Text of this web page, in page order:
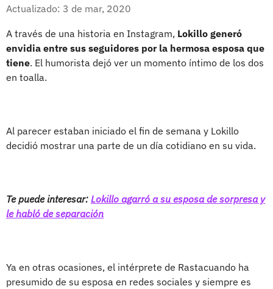
Actualizado: 3 de mar, 2020
A través de una historia en Instagram, Lokillo generó
envidia entre sus seguidores por la hermosa esposa que
tiene. El humorista dejó ver un momento íntimo de los dos
en toalla.
Al parecer estaban iniciado el fin de semana y Lokillo
decidió mostrar una parte de un día cotidiano en su vida.
Te puede interesar: Lokillo agarró a su esposa de sorpresa y
le habló de separación
Ya en otras ocasiones, el intérprete de Rastacuando ha
presumido de su esposa en redes sociales y siempre es